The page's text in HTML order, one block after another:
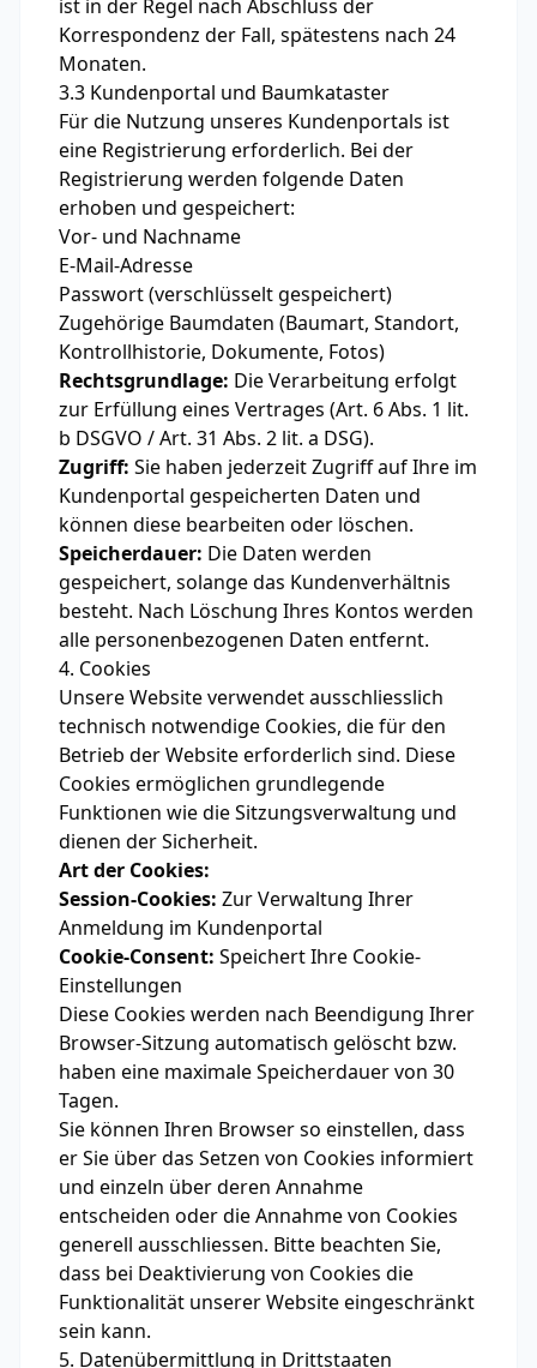
ist in der Regel nach Abschluss der
Korrespondenz der Fall, spätestens nach 24
Monaten.
3.3 Kundenportal und Baumkataster
Für die Nutzung unseres Kundenportals ist
eine Registrierung erforderlich. Bei der
Registrierung werden folgende Daten
erhoben und gespeichert:
Vor- und Nachname
E-Mail-Adresse
Passwort (verschlüsselt gespeichert)
Zugehörige Baumdaten (Baumart, Standort,
Kontrollhistorie, Dokumente, Fotos)
Rechtsgrundlage: Die Verarbeitung erfolgt
zur Erfüllung eines Vertrages (Art. 6 Abs. 1 lit.
b DSGVO / Art. 31 Abs. 2 lit. a DSG).
Zugriff: Sie haben jederzeit Zugriff auf Ihre im
Kundenportal gespeicherten Daten und
können diese bearbeiten oder löschen.
Speicherdauer: Die Daten werden
gespeichert, solange das Kundenverhältnis
besteht. Nach Löschung Ihres Kontos werden
alle personenbezogenen Daten entfernt.
4. Cookies
Unsere Website verwendet ausschliesslich
technisch notwendige Cookies, die für den
Betrieb der Website erforderlich sind. Diese
Cookies ermöglichen grundlegende
Funktionen wie die Sitzungsverwaltung und
dienen der Sicherheit.
Art der Cookies:
Session-Cookies: Zur Verwaltung Ihrer
Anmeldung im Kundenportal
Cookie-Consent: Speichert Ihre Cookie-
Einstellungen
Diese Cookies werden nach Beendigung Ihrer
Browser-Sitzung automatisch gelöscht bzw.
haben eine maximale Speicherdauer von 30
Tagen.
Sie können Ihren Browser so einstellen, dass
er Sie über das Setzen von Cookies informiert
und einzeln über deren Annahme
entscheiden oder die Annahme von Cookies
generell ausschliessen. Bitte beachten Sie,
dass bei Deaktivierung von Cookies die
Funktionalität unserer Website eingeschränkt
sein kann.
5. Datenübermittlung in Drittstaaten